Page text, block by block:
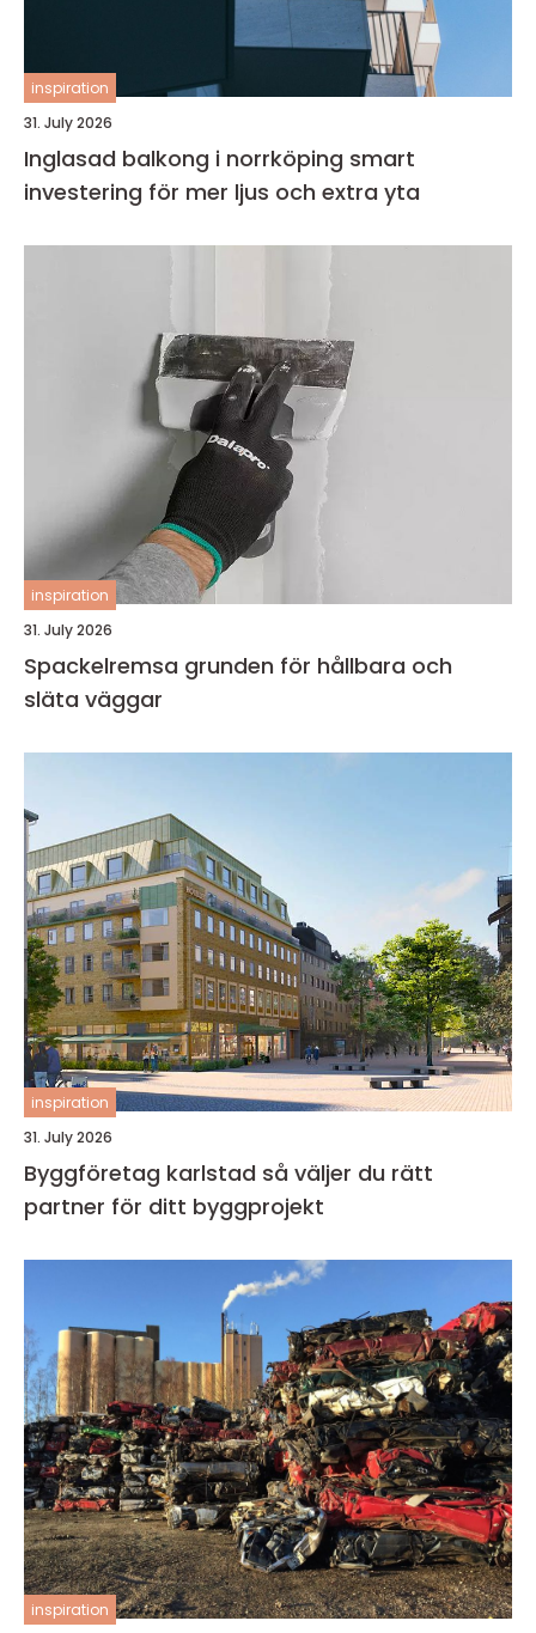
inspiration
31. July 2026
Inglasad balkong i norrköping smart
investering för mer ljus och extra yta
inspiration
31. July 2026
Spackelremsa grunden för hållbara och
släta väggar
inspiration
31. July 2026
Byggföretag karlstad så väljer du rätt
partner för ditt byggprojekt
inspiration